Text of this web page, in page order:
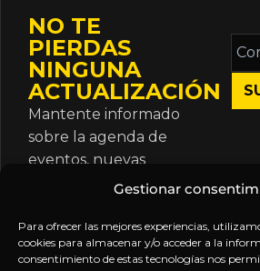
Gestionar
Para ofrecer las mejores experiencias,
cookies para almacenar y/o acceder a la
consentimiento de estas tecnologías nos
NO TE
PIERDAS
NINGUNA
ACTUALIZACIÓN
Mantente informado
sobre la agenda de
eventos, nuevas
publicaciones y
suscripción.
*